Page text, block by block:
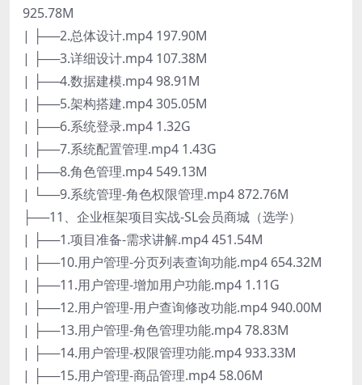
925.78M
| ├──2.总体设计.mp4 197.90M
| ├──3.详细设计.mp4 107.38M
| ├──4.数据建模.mp4 98.91M
| ├──5.架构搭建.mp4 305.05M
| ├──6.系统登录.mp4 1.32G
| ├──7.系统配置管理.mp4 1.43G
| ├──8.角色管理.mp4 549.13M
| └──9.系统管理-角色权限管理.mp4 872.76M
├──11、企业框架项目实战-SL会员商城（选学）
| ├──1.项目准备-需求讲解.mp4 451.54M
| ├──10.用户管理-分页列表查询功能.mp4 654.32M
| ├──11.用户管理-增加用户功能.mp4 1.11G
| ├──12.用户管理-用户查询修改功能.mp4 940.00M
| ├──13.用户管理-角色管理功能.mp4 78.83M
| ├──14.用户管理-权限管理功能.mp4 933.33M
| ├──15.用户管理-商品管理.mp4 58.06M